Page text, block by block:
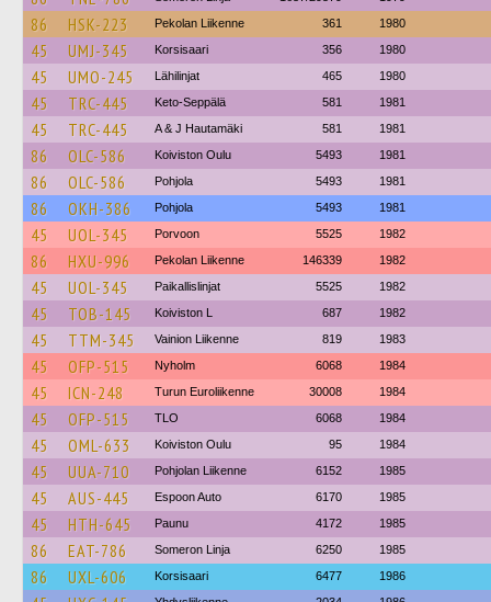
86 HSK-223 Pekolan Liikenne 361 1980
45 UMJ-345 Korsisaari 356 1980
45 UMO-245 Lähilinjat 465 1980
45 TRC-445 Keto-Seppälä 581 1981
45 TRC-445 A & J Hautamäki 581 1981
86 OLC-586 Koiviston Oulu 5493 1981
86 OLC-586 Pohjola 5493 1981
86 OKH-386 Pohjola 5493 1981
45 UOL-345 Porvoon 5525 1982
86 HXU-996 Pekolan Liikenne 146339 1982
45 UOL-345 Paikallislinjat 5525 1982
45 TOB-145 Koiviston L 687 1982
45 TTM-345 Vainion Liikenne 819 1983
45 OFP-515 Nyholm 6068 1984
45 ICN-248 Turun Euroliikenne 30008 1984
45 OFP-515 TLO 6068 1984
45 OML-633 Koiviston Oulu 95 1984
45 UUA-710 Pohjolan Liikenne 6152 1985
45 AUS-445 Espoon Auto 6170 1985
45 HTH-645 Paunu 4172 1985
86 EAT-786 Someron Linja 6250 1985
86 UXL-606 Korsisaari 6477 1986